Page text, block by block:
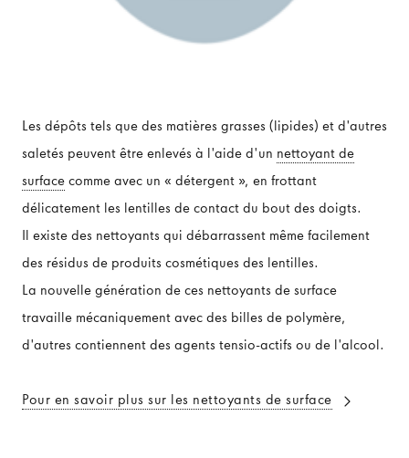
Les dépôts tels que des matières grasses (lipides) et d'autres
saletés peuvent être enlevés à l'aide d'un nettoyant de
surface comme avec un « détergent », en frottant
délicatement les lentilles de contact du bout des doigts.
Il existe des nettoyants qui débarrassent même facilement
des résidus de produits cosmétiques des lentilles.
La nouvelle génération de ces nettoyants de surface
travaille mécaniquement avec des billes de polymère,
d'autres contiennent des agents tensio-actifs ou de l'alcool.
Pour en savoir plus sur les nettoyants de surface